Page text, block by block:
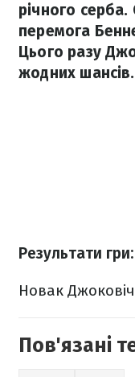
річного
перемога
Цього разу
жодних шансів.
Результати гри:
Новак
Пов'язані